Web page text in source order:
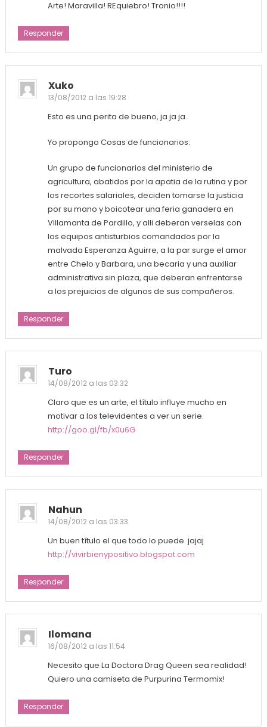
Arte! Maravilla! REquiebro! Tronio!!!!
Responder
Xuko
13/08/2012 a las 19:28
Esto es una perita de bueno, ja ja ja.
Yo propongo Cosas de funcionarios:
Un grupo de funcionarios del ministerio de
agricultura, abatidos por la apatia de la rutina y por
los recortes salariales, deciden tomarse la justicia
por su mano y boicotear una feria ganadera en
Villamanta de Pardillo, y alli deberan verselas con
los equipos antisturbios comandados por la
malvada Esperanza Aguirre, a la par surge el amor
entre Chelo y Barbara, una becaria y una auxiliar
administrativa sin plaza, que deberan enfrentarse
a los prejuicios de algunos de sus compañeros.
Responder
Turo
14/08/2012 a las 03:32
Claro que es un arte, el título influye mucho en
motivar a los televidentes a ver un serie.
http://goo.gl/fb/x0u6G
Responder
Nahun
14/08/2012 a las 03:33
Un buen título el que todo lo puede. jajaj
http://vivirbienypositivo.blogspot.com
Responder
Ilomana
16/08/2012 a las 11:54
Necesito que La Doctora Drag Queen sea realidad!
Quiero una camiseta de Purpurina Termomix!
Responder